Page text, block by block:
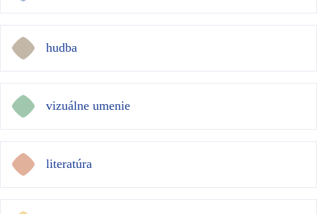
hudba
vizuálne umenie
literatúra